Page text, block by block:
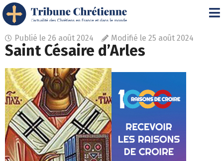
Publié le 26 août 2024 Modifié le 25 août 2024
Saint Césaire d’Arles